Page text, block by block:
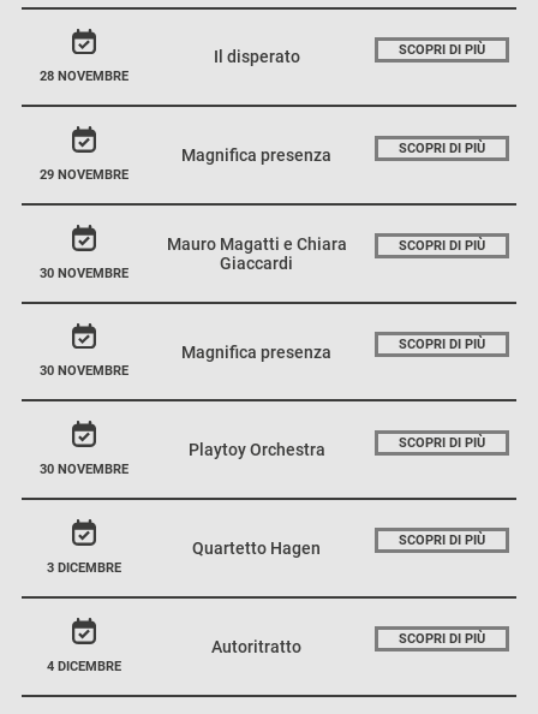
28 NOVEMBRE
Il disperato SCOPRI DI PIÙ
29 NOVEMBRE
Magnifica presenza SCOPRI DI PIÙ
30 NOVEMBRE
Mauro Magatti e Chiara
Giaccardi
SCOPRI DI PIÙ
30 NOVEMBRE
Magnifica presenza SCOPRI DI PIÙ
30 NOVEMBRE
Playtoy Orchestra SCOPRI DI PIÙ
3 DICEMBRE
Quartetto Hagen SCOPRI DI PIÙ
4 DICEMBRE
Autoritratto SCOPRI DI PIÙ